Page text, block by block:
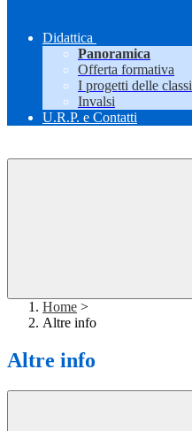
Didattica
Panoramica
Offerta formativa
I progetti delle classi
Invalsi
U.R.P. e Contatti
Home >
Altre info
Altre info